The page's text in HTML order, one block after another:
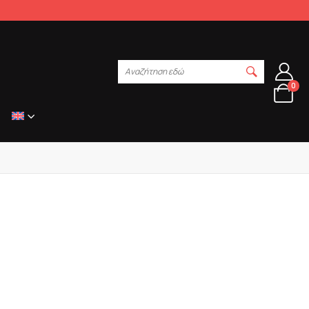
Αναζήτηση εδώ
0